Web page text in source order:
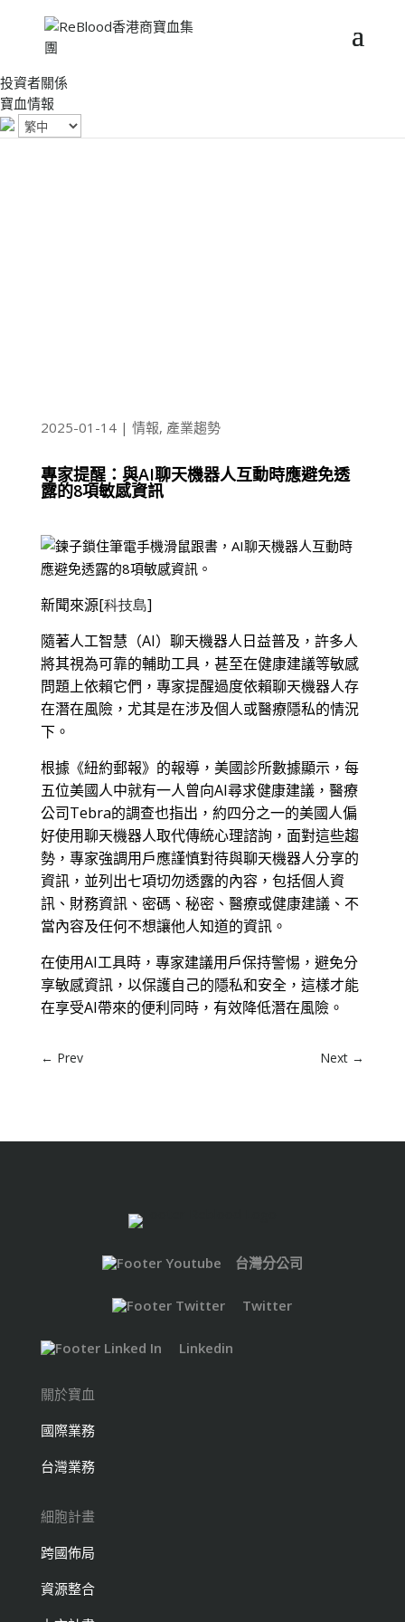
投資者關係
寶血情報
2025-01-14| 情報, 產業趨勢
專家提醒：與AI聊天機器人互動時應避免透
露的8項敏感資訊
新聞來源[科技島]
隨著人工智慧（AI）聊天機器人日益普及，許多人
將其視為可靠的輔助工具，甚至在健康建議等敏感
問題上依賴它們，專家提醒過度依賴聊天機器人存
在潛在風險，尤其是在涉及個人或醫療隱私的情況
下。
根據《紐約郵報》的報導，美國診所數據顯示，每
五位美國人中就有一人曾向AI尋求健康建議，醫療
公司Tebra的調查也指出，約四分之一的美國人偏
好使用聊天機器人取代傳統心理諮詢，面對這些趨
勢，專家強調用戶應謹慎對待與聊天機器人分享的
資訊，並列出七項切勿透露的內容，包括個人資
訊、財務資訊、密碼、秘密、醫療或健康建議、不
當內容及任何不想讓他人知道的資訊。
在使用AI工具時，專家建議用戶保持警惕，避免分
享敏感資訊，以保護自己的隱私和安全，這樣才能
在享受AI帶來的便利同時，有效降低潛在風險。
← Prev Next →
台灣分公司
Twitter
Linkedin
關於寶血
國際業務
台灣業務
細胞計畫
跨國佈局
資源整合